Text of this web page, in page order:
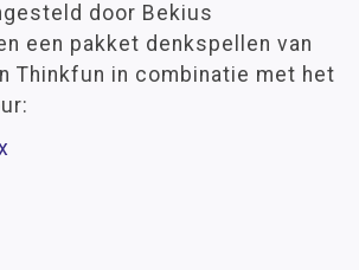
door Bekius
een pakket denkspellen van
Thinkfun in combinatie met het